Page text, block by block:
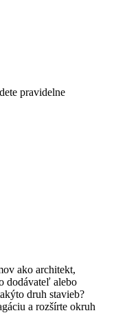
pravidelne
ako architekt,
dodávateľ alebo
druh stavieb?
a rozšírte okruh